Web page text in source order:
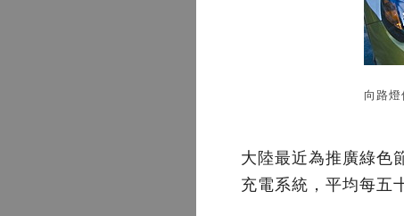
向路
大陸最近為推廣綠色
充電系統，平均每五